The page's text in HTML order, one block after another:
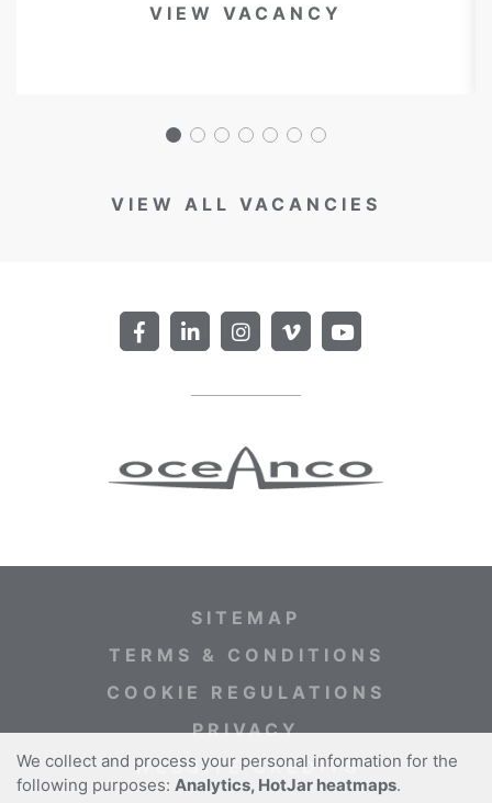
VIEW VACANCY
VIEW ALL VACANCIES
SITEMAP
TERMS & CONDITIONS
COOKIE REGULATIONS
PRIVACY
WEBSITE CREDITS
We collect and process your personal information for the
following purposes: Analytics, HotJar heatmaps.